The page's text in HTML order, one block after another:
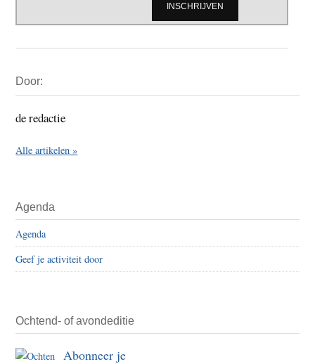
Sidebar
Door:
de redactie
Alle artikelen »
Agenda
Agenda
Geef je activiteit door
Ochtend- of avondeditie
Abonneer je